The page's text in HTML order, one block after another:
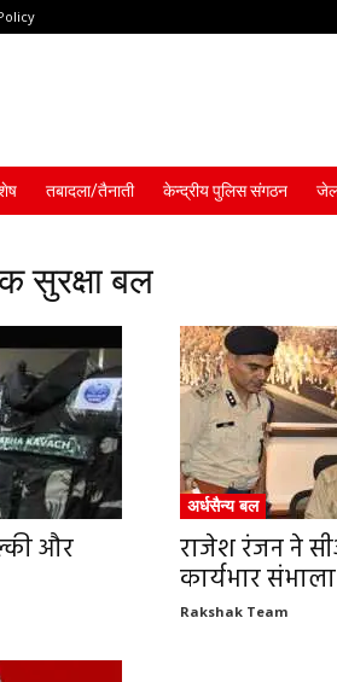
तबादला/तैनाती केन्द्रीय पुलिस संगठन
सुरक्षा बल
और
अर्धसैन्य बल
राजेश रंजन ने
कार्यभार संभाला
Rakshak Team